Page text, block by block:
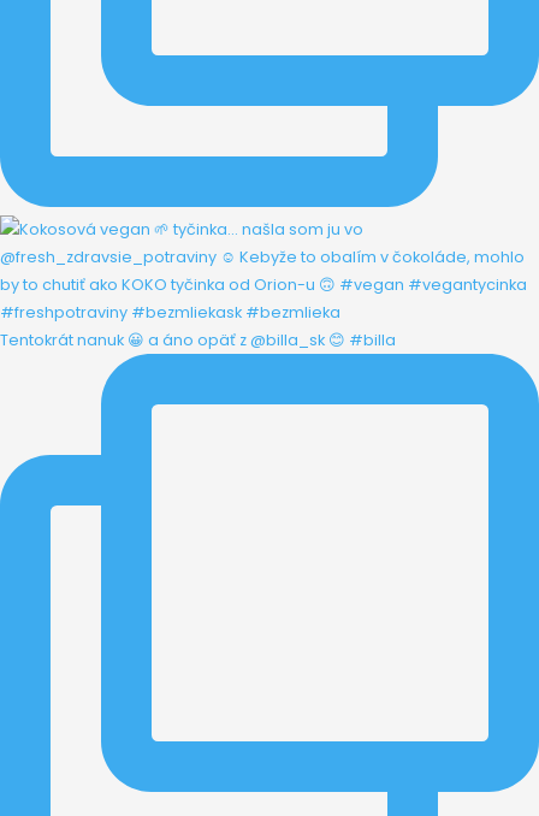
Tentokrát nanuk 😀 a áno opäť z @billa_sk 😊 #billa